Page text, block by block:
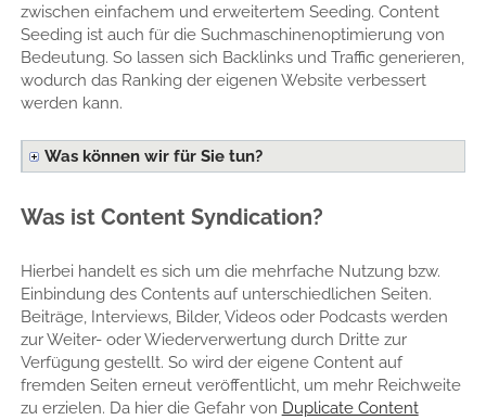
zwischen einfachem und erweitertem Seeding. Content
Seeding ist auch für die Suchmaschinenoptimierung von
Bedeutung. So lassen sich Backlinks und Traffic generieren,
wodurch das Ranking der eigenen Website verbessert
werden kann.
Was können wir für Sie tun?
Was ist Content Syndication?
Hierbei handelt es sich um die mehrfache Nutzung bzw.
Einbindung des Contents auf unterschiedlichen Seiten.
Beiträge, Interviews, Bilder, Videos oder Podcasts werden
zur Weiter- oder Wiederverwertung durch Dritte zur
Verfügung gestellt. So wird der eigene Content auf
fremden Seiten erneut veröffentlicht, um mehr Reichweite
zu erzielen. Da hier die Gefahr von Duplicate Content